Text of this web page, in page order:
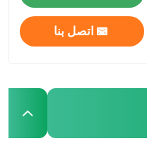
اتصل بنا